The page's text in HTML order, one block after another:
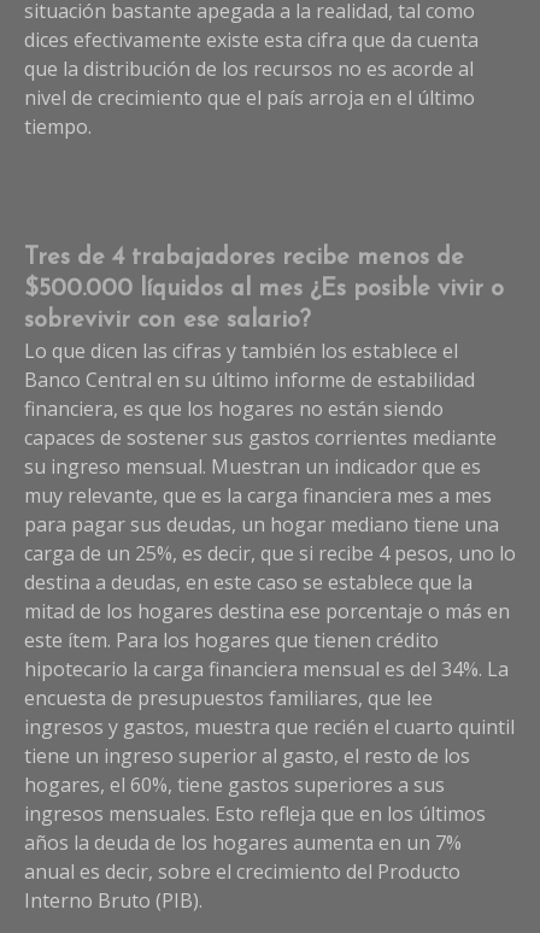
situación bastante apegada a la realidad, tal como
dices efectivamente existe esta cifra que da cuenta
que la distribución de los recursos no es acorde al
nivel de crecimiento que el país arroja en el último
tiempo.
Tres de 4 trabajadores recibe menos de
$500.000 líquidos al mes ¿Es posible vivir o
sobrevivir con ese salario?
Lo que dicen las cifras y también los establece el
Banco Central en su último informe de estabilidad
financiera, es que los hogares no están siendo
capaces de sostener sus gastos corrientes mediante
su ingreso mensual. Muestran un indicador que es
muy relevante, que es la carga financiera mes a mes
para pagar sus deudas, un hogar mediano tiene una
carga de un 25%, es decir, que si recibe 4 pesos, uno lo
destina a deudas, en este caso se establece que la
mitad de los hogares destina ese porcentaje o más en
este ítem. Para los hogares que tienen crédito
hipotecario la carga financiera mensual es del 34%. La
encuesta de presupuestos familiares, que lee
ingresos y gastos, muestra que recién el cuarto quintil
tiene un ingreso superior al gasto, el resto de los
hogares, el 60%, tiene gastos superiores a sus
ingresos mensuales. Esto refleja que en los últimos
años la deuda de los hogares aumenta en un 7%
anual es decir, sobre el crecimiento del Producto
Interno Bruto (PIB).